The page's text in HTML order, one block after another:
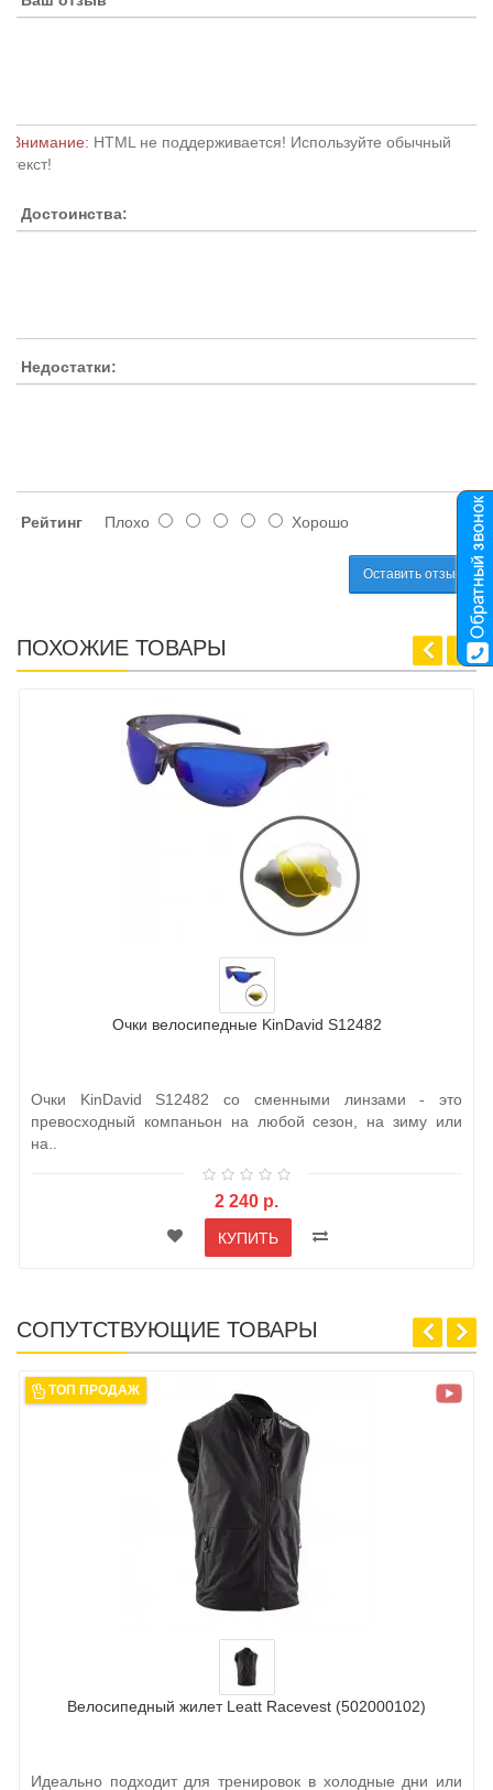
Внимание: HTML не поддерживается! Используйте обычный
текст!
Достоинства:
Недостатки:
Рейтинг Плохо Хорошо
Оставить отзыв
ПОХОЖИЕ ТОВАРЫ
Очки велосипедные KinDavid S12482
Очки KinDavid S12482 со сменными линзами - это
превосходный компаньон на любой сезон, на зиму или
на..
2 240 р.
КУПИТЬ
СОПУТСТВУЮЩИЕ ТОВАРЫ
ТОП ПРОДАЖ
Велосипедный жилет Leatt Racevest (502000102)
Идеально подходит для тренировок в холодные дни или